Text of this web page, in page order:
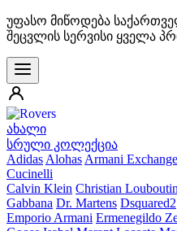
უფასო მიწოდება
შეცვლის სერვისი ყველა
ახალი
სრული კოლექცია
Adidas Alohas Armani Exchange
Cucinelli
Calvin Klein Christian Louboutin
Gabbana Dr. Martens Dsquared2
Emporio Armani Ermenegildo